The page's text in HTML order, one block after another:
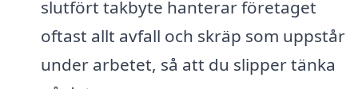
slutfört takbyte hanterar företaget
oftast allt avfall och skräp som uppstår
under arbetet, så att du slipper tänka